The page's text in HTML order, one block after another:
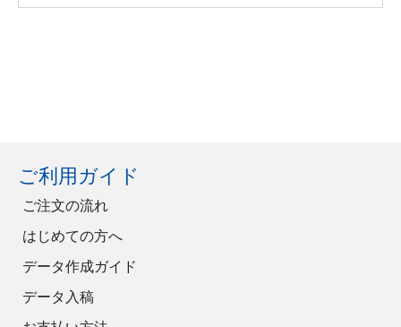
ご利用ガイド
ご注文の流れ
はじめての方へ
データ作成ガイド
データ入稿